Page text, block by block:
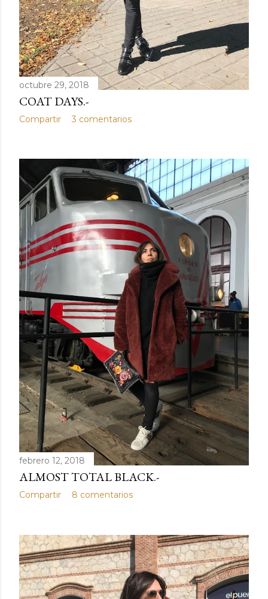
octubre 29, 2018
COAT DAYS.-
Compartir 3 comentarios
febrero 12, 2018
ALMOST TOTAL BLACK.-
Compartir 8 comentarios